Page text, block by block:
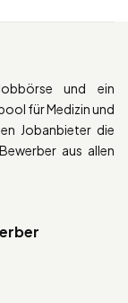
und ein
für Medizin und
Jobanbieter die
aus allen